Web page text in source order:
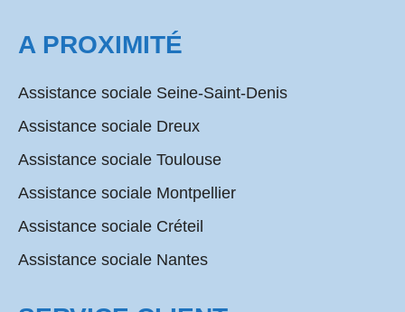
A PROXIMITÉ
Assistance sociale Seine-Saint-Denis
Assistance sociale Dreux
Assistance sociale Toulouse
Assistance sociale Montpellier
Assistance sociale Créteil
Assistance sociale Nantes